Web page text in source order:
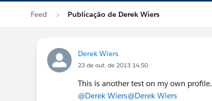
Feed Publicação de Derek Wiers
Derek Wiers
23 de out. de 2013 14:50
This is another test on my own profile.
@Derek Wiers@Derek Wiers